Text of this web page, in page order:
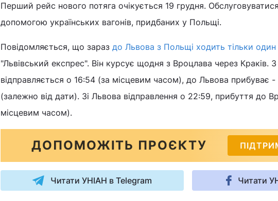
Перший рейс нового потяга очікується 19 грудня.
допомогою українських вагонів, придбаних у Польщі.
Повідомляється, що зараз до Львова з Польщі ходить тільки один
"Львівський експрес". Він курсує щодня з Вроцлава через Краків.
відправляється о 16:54 (за місцевим часом), до Львова прибуває -
(залежно від дати). Зі Львова відправлення о 22:59, прибуття до
місцевим часом).
ДОПОМОЖІТЬ ПРОЄКТУ
Читати УНІАН в Telegram Читати